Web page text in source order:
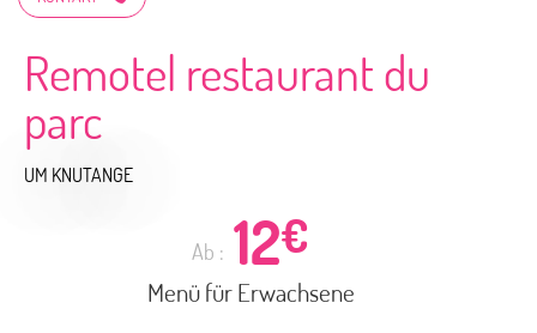
Remotel restaurant du
parc
UM KNUTANGE
Ab : 12€
Menü für Erwachsene